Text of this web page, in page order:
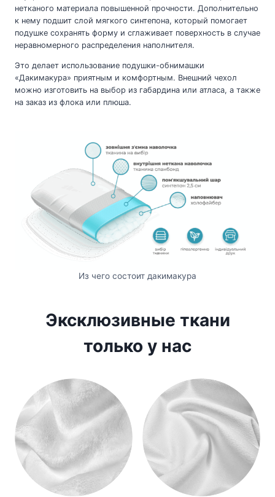
нетканого материала повышенной прочности. Дополнительно
к нему подшит слой мягкого синтепона, который помогает
подушке сохранять форму и сглаживает поверхность в случае
неравномерного распределения наполнителя.
Это делает использование подушки-обнимашки
«Дакимакура» приятным и комфортным. Внешний чехол
можно изготовить на выбор из габардина или атласа, а также
на заказ из флока или плюша.
Из чего состоит дакимакура
Эксклюзивные ткани
только у нас